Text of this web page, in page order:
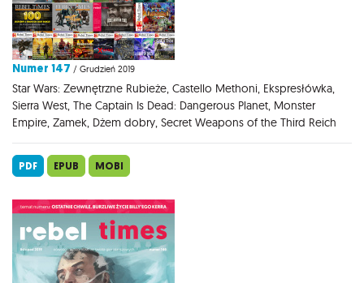
Numer 147 / Grudzień 2019
Star Wars: Zewnętrzne Rubieże, Castello Methoni, Ekspresłówka,
Sierra West, The Captain Is Dead: Dangerous Planet, Monster
Empire, Zamek, Dżem dobry, Secret Weapons of the Third Reich
PDF EPUB MOBI